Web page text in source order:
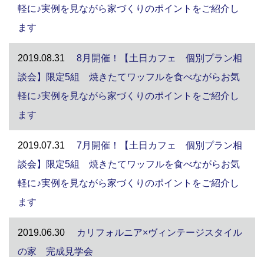
軽に♪実例を見ながら家づくりのポイントをご紹介し
ます
2019.08.31
8月開催！【土日カフェ 個別プラン相
談会】限定5組 焼きたてワッフルを食べながらお気
軽に♪実例を見ながら家づくりのポイントをご紹介し
ます
2019.07.31
7月開催！【土日カフェ 個別プラン相
談会】限定5組 焼きたてワッフルを食べながらお気
軽に♪実例を見ながら家づくりのポイントをご紹介し
ます
2019.06.30
カリフォルニア×ヴィンテージスタイル
の家 完成見学会